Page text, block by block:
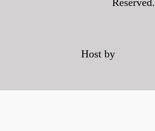
Reserved.
Host by